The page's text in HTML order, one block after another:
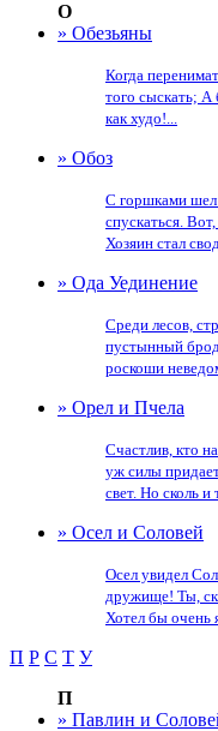
О
» Обезьяны
Когда
того сыскать;
как худо!...
» Обоз
С горшками
спускаться.
Хозяин стал
» Ода Уединение
Среди лесов,
пустынный
роскоши
» Орел и Пчела
Счастлив, кто
уж силы
свет. Но сколь
» Осел и Соловей
Осел увидел
дружище! Ты,
Хотел бы очень
П Р С Т У
П
» Павлин и